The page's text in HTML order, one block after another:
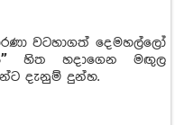
වටහාගත් දෙමහල්ලෝ
හිත හදාගෙන මඟු‍ල
දැනුම් දුන්හ.